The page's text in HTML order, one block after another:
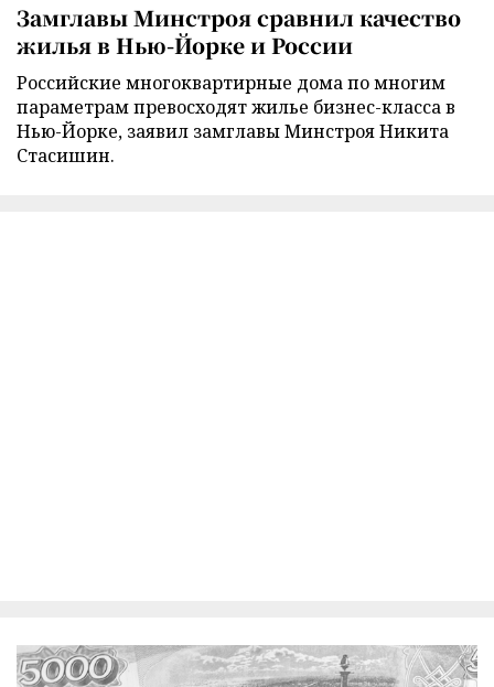
Замглавы Минстроя сравнил качество
жилья в Нью-Йорке и России
Российские многоквартирные дома по многим
параметрам превосходят жилье бизнес-класса в
Нью-Йорке, заявил замглавы Минстроя Никита
Стасишин.